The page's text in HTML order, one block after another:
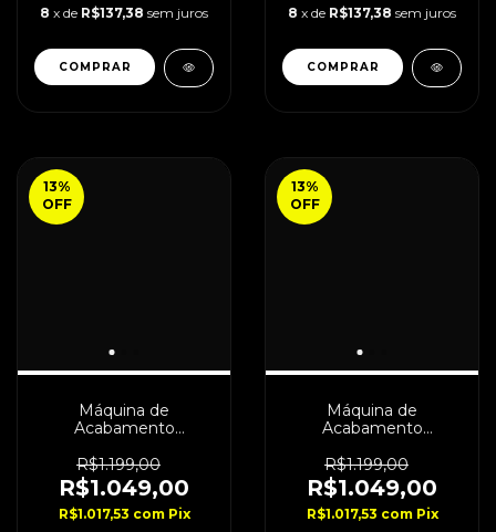
8 x de R$137,38 sem juros
8 x de R$137,38 sem juros
13%
OFF
Máquina de
Acabamento
FXONE Neon Yellow
R$1.199,00
R$1.049,00
R$1.017,53 com Pix
13%
OFF
Máquina de
Acabamento
FXONE Matte Black
R$1.199,00
R$1.049,00
R$1.017,53 com Pix